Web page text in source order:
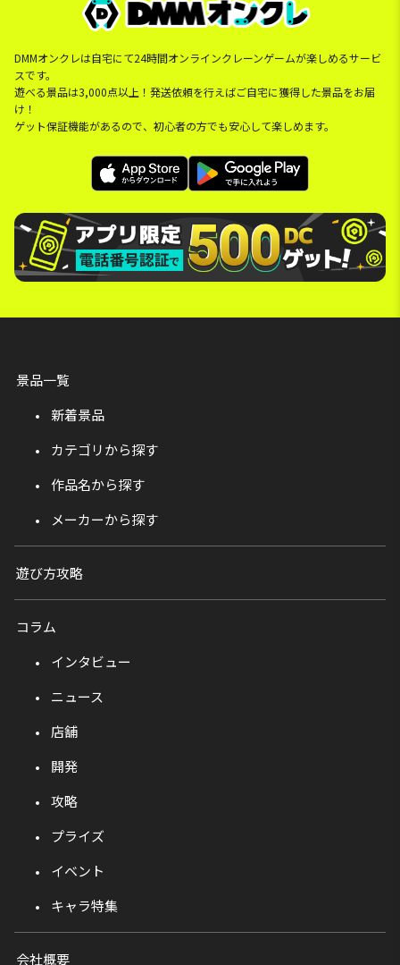
DMMオンクレは自宅にて24時間オンラインクレーンゲームが楽しめるサービ
スです。
遊べる景品は3,000点以上！発送依頼を行えばご自宅に獲得した景品をお届
け！
ゲット保証機能があるので、初心者の方でも安心して楽しめます。
景品一覧
新着景品
カテゴリから探す
作品名から探す
メーカーから探す
遊び方攻略
コラム
インタビュー
ニュース
店舗
開発
攻略
プライズ
イベント
キャラ特集
会社概要